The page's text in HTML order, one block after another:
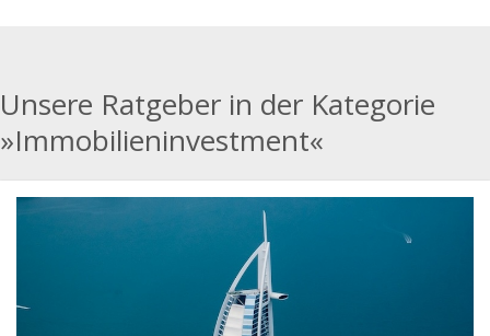
Unsere Ratgeber in der Kategorie
»Immobilieninvestment«